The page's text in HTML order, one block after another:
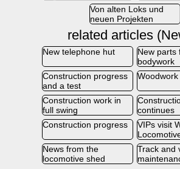
Von alten Loks und
neuen Projekten
related articles
New telephone hut
New parts
bodywork
Construction progress
and a test
Woodwork
Construction work in
full swing
continues
Construction progress
VIPs visit
News from the
locomotive shed
Track and